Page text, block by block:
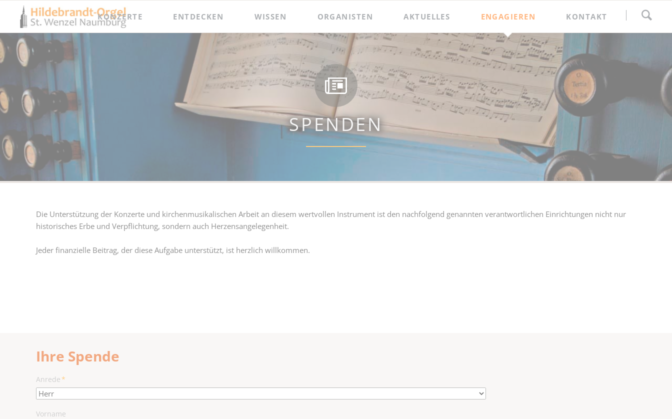
überspringen
KONZERTE
Orgel punkt Zwölf und Junge Talente
Internationaler Orgelsommer
Festival Hildebrandt-Tage
ENTDECKEN
Besichtigungen und Präsentationen
Meisterkurse
WISSEN
Hildebrandt-Orgel
Zacharias Hildebrandt
Ladegast-Orgel
ORGANISTEN
Das Amt des Wenzelsorganisten
Der Wenzelsorganist
Die Assistenzorganistin
Berühmte Gast-Organisten
AKTUELLES ENGAGIEREN
Förderkreis
KONTAKT
SPENDEN
Die Unterstützung der Konzerte und kirchenmusikalischen Arbeit an diesem wertvollen Instrument ist den nachfolgend genannten verantwortlichen Einrichtungen nicht nur
historisches Erbe und Verpflichtung, sondern auch Herzensangelegenheit.
Jeder finanzielle Beitrag, der diese Aufgabe unterstützt, ist herzlich willkommen.
Ihre Spende
Pflichtfeld
Anrede*
Vorname